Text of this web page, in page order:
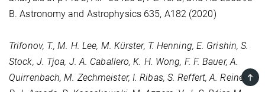
B. Astronomy and Astrophysics 635, A182 (2020)
Trifonov, T., M. H. Lee, M. Kürster, T. Henning, E. Grishin, S.
Stock, J. Tjoa, J. A. Caballero, K. H. Wong, F. F. Bauer, A.
Quirrenbach, M. Zechmeister, I. Ribas, S. Reffert, A. Reiners,TOP